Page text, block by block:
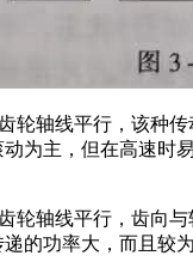
轮轴线平行，该种
为主，但在高速时
轮轴线平行，齿向与
的功率大，而且较